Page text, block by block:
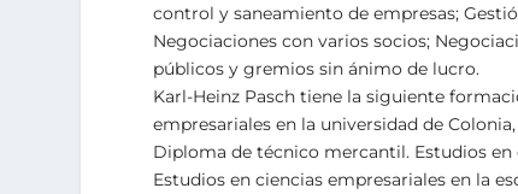
control y saneamiento de empresas;
Negociaciones con varios socios;
públicos y gremios sin ánimo de lucro.
Karl-Heinz Pasch tiene la siguiente
empresariales en la universidad de
Diploma de técnico mercantil. Estudios
Estudios en ciencias empresariales en la